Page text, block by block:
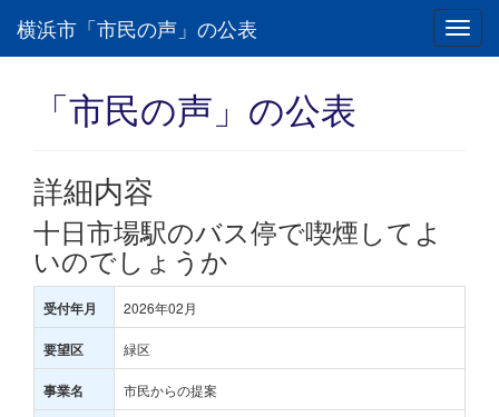
横浜市「市民の声」の公表
「市民の声」の公表
詳細内容
十日市場駅のバス停で喫煙してよ
いのでしょうか
受付年月 2026年02月
要望区 緑区
事業名 市民からの提案